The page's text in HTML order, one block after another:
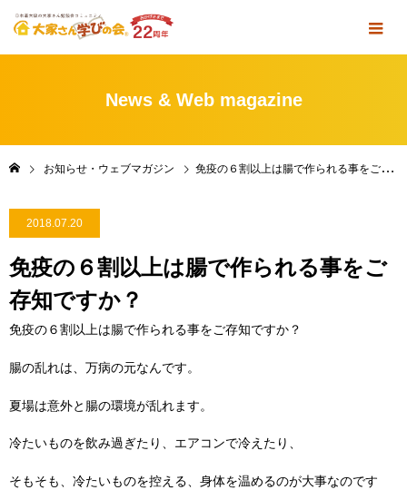
News & Web magazine
お知らせ・ウェブマガジン 免疫の６割以上は腸で作られる事をご存知ですか？
2018.07.20
免疫の６割以上は腸で作られる事をご
存知ですか？
免疫の６割以上は腸で作られる事をご存知ですか？
腸の乱れは、万病の元なんです。
夏場は意外と腸の環境が乱れます。
冷たいものを飲み過ぎたり、エアコンで冷えたり、
そもそも、冷たいものを控える、身体を温めるのが大事なのです